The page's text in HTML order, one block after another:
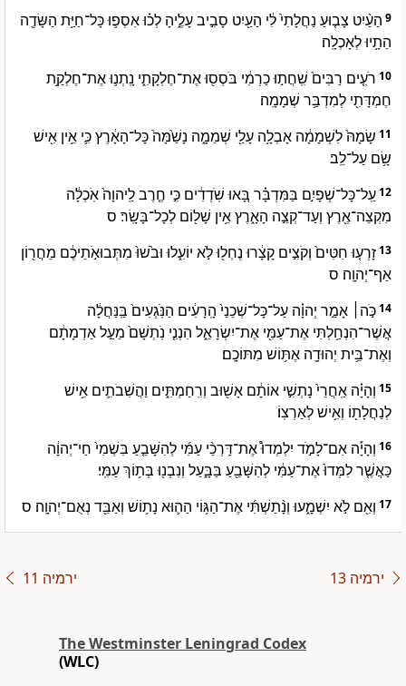
9 הַעַ֨יִט צָב֤וּעַ נַחֲלָתִי֙ לִ֔י הַעַ֖יִט סָבִ֣יב עָלֶ֑יהָ לְכ֗וּ אִסְפ֛וּ כָּל־חַיַּ֥ת הַשָּׂדֶ֖ה
הֵתָ֥יוּ לְאָכְלָֽה׃
10 רֹעִ֤ים רַבִּים֙ שִֽׁחֲת֣וּ כַרְמִ֔י בֹּסְס֖וּ אֶת־חֶלְקָתִ֑י נָֽתְנ֛וּ אֶת־חֶלְקַ֥ת
חֶמְדָּתִ֖י לְמִדְבַּ֥ר שְׁמָמָֽה׃
11 שָׂמָהּ֙ לִשְׁמָמָ֔ה אָבְלָ֥ה עָלַ֖י שְׁמֵמָ֑ה נָשַׁ֙מָּה֙ כָּל־הָאָ֔רֶץ כִּ֛י אֵ֥ין אִ֖ישׁ
שָׂ֥ם עַל־לֵֽב׃
12עַֽל־כָּל־שְׁפָיִ֣ם בַּמִּדְבָּ֗ר בָּ֚אוּ שֹֽׁדְדִ֔ים כִּ֣י חֶ֤רֶב לַֽיהוָה֙ אֹֽכְלָ֔ה
מִקְצֵה־אֶ֖רֶץ וְעַד־קְצֵ֣ה הָאָ֑רֶץ אֵ֥ין שָׁל֖וֹם לְכָל־בָּשָֽׂר׃ ס
13זָרְע֤וּ חִטִּים֙ וְקֹצִ֣ים קָצָ֔רוּ נֶחְל֖וּ לֹ֣א יוֹעִ֑לוּ וּבֹ֙שׁוּ֙ מִתְּבוּאֹ֣תֵיכֶ֔ם מֵחֲר֖וֹן
אַף־יְהוָֽה׃ ס
14כֹּ֣ה׀ אָמַ֣ר יְהוָ֗ה עַל־כָּל־שְׁכֵנַי֙ הָֽרָעִ֔ים הַנֹּֽגְעִים֙ בַּֽנַּחֲלָ֔ה
אֲשֶׁר־הִנְחַ֥לְתִּי אֶת־עַמִּ֖י אֶת־יִשְׂרָאֵ֑ל הִנְנִ֤י נֹֽתְשָׁם֙ מֵעַ֣ל אַדְמָתָ֔ם
וְאֶת־בֵּ֥ית יְהוּדָ֖ה אֶתּ֥וֹשׁ מִתּוֹכָֽם׃
15 וְהָיָ֗ה אַֽחֲרֵי֙ נָתְשִׁ֣י אוֹתָ֔ם אָשׁ֖וּב וְרִֽחַמְתִּ֑ים וַהֲשִׁבֹתִ֛ים אִ֥ישׁ
לְנַחֲלָת֖וֹ וְאִ֥ישׁ לְאַרְצֽוֹ׃
16 וְהָיָ֡ה אִם־לָמֹ֣ד יִלְמְדוּ֩ אֶת־דַּֽרְכֵ֨י עַמִּ֜י לְהִשָּׁבֵ֤עַ בִּשְׁמִי֙ חַי־יְהוָ֔ה
כַּאֲשֶׁ֤ר לִמְּדוּ֙ אֶת־עַמִּ֔י לְהִשָּׁבֵ֖עַ בַּבָּ֑עַל וְנִבְנ֖וּ בְּת֥וֹךְ עַמִּֽי׃
17 וְאִ֖ם לֹ֣א יִשְׁמָ֑עוּ וְנָ֨תַשְׁתִּ֜י אֶת־הַגּ֥וֹי הַה֛וּא נָת֥וֹשׁ וְאַבֵּ֖ד נְאֻם־יְהוָֽה׃ ס
ירמיה 11 ירמיה 13
The Westminster Leningrad Codex
(WLC)